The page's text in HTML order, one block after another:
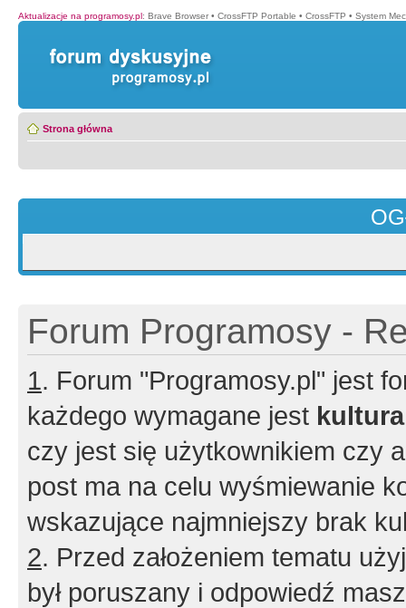
Aktualizacje na programosy.pl: Brave Browser • CrossFTP Portable • CrossFTP • System
Strona główna
Forum Programosy -
1. Forum "Programosy.pl" jest
każdego wymagane jest
czy jest się użytkownikiem czy
post ma na celu wyśmiewanie
wskazujące najmniejszy brak
2. Przed założeniem tematu
był poruszany i odpowiedź